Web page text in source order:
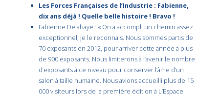
Les Forces Françaises de l’Industrie : Fabienne,
dix ans déjà ! Quelle belle histoire ! Bravo !
Fabienne Delahaye : « On a accompli un chemin assez
exceptionnel, je le reconnais. Nous sommes partis de
70 exposants en 2012, pour arriver cette année à plus
de 900 exposants. Nous limiterons à l’avenir le nombre
d’exposants à ce niveau pour conserver l’âme d’un
salon à taille humaine. Nous avions accueilli plus de 15
000 visiteurs lors de la première édition à L’Espace